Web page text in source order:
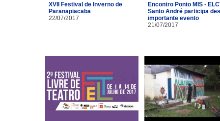
XVII Festival de Inverno de
Paranapiacaba
22/07/2017
Encontro Ponto MIS -
Santo André participa
importante evento
21/07/2017